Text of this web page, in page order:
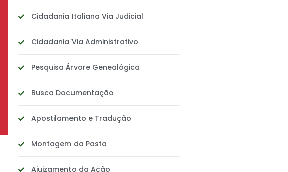
Cidadania Italiana Via Judicial
Cidadania Via Administrativo
Pesquisa Árvore Genealógica
Busca Documentação
Apostilamento e Tradução
Montagem da Pasta
Ajuizamento da Ação